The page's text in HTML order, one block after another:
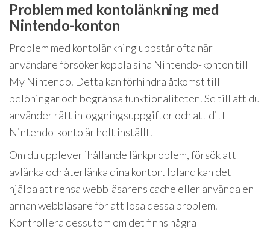
Problem med kontolänkning med
Nintendo-konton
Problem med kontolänkning uppstår ofta när
användare försöker koppla sina Nintendo-konton till
My Nintendo. Detta kan förhindra åtkomst till
belöningar och begränsa funktionaliteten. Se till att du
använder rätt inloggningsuppgifter och att ditt
Nintendo-konto är helt inställt.
Om du upplever ihållande länkproblem, försök att
avlänka och återlänka dina konton. Ibland kan det
hjälpa att rensa webbläsarens cache eller använda en
annan webbläsare för att lösa dessa problem.
Kontrollera dessutom om det finns några